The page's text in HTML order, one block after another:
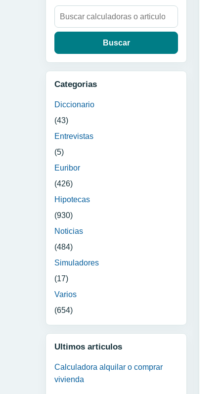
Buscar:
Categorias
Diccionario
(43)
Entrevistas
(5)
Euribor
(426)
Hipotecas
(930)
Noticias
(484)
Simuladores
(17)
Varios
(654)
Ultimos articulos
Calculadora alquilar o comprar
vivienda